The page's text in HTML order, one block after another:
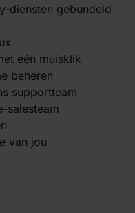
diensten gebundeld
één muisklik
beheren
supportteam
salesteam
van jou